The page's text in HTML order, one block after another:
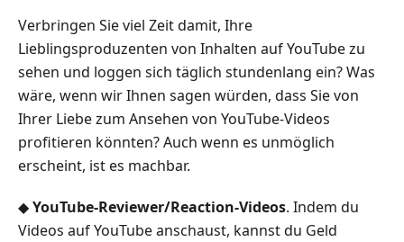
Verbringen Sie viel Zeit damit, Ihre
Lieblingsproduzenten von Inhalten auf YouTube zu
sehen und loggen sich täglich stundenlang ein? Was
wäre, wenn wir Ihnen sagen würden, dass Sie von
Ihrer Liebe zum Ansehen von YouTube-Videos
profitieren könnten? Auch wenn es unmöglich
erscheint, ist es machbar.
◆YouTube-Reviewer/Reaction-Videos. Indem du
Videos auf YouTube anschaust, kannst du Geld